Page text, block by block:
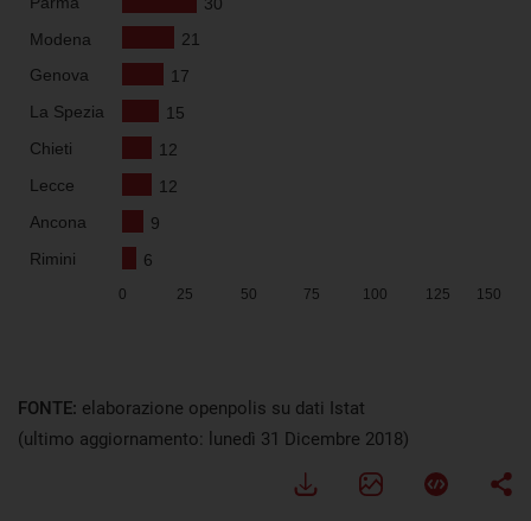
FONTE: elaborazione openpolis su dati Istat
(ultimo aggiornamento: lunedì 31 Dicembre 2018)